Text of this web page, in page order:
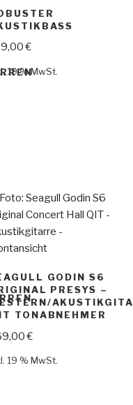
€
19 % MwSt.
GODIN S6
PRESYS –
TONABNEHMER
€
19 % MwSt.